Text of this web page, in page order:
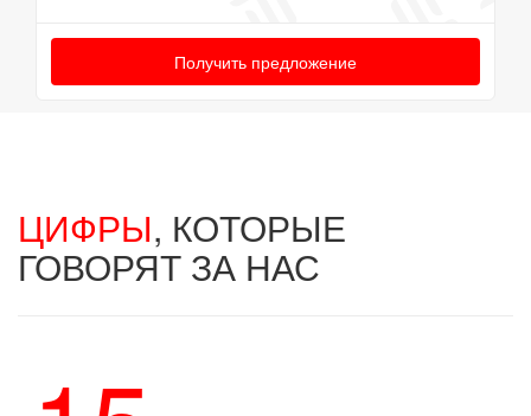
Получить предложение
ЦИФРЫ, КОТОРЫЕ
ГОВОРЯТ ЗА НАС